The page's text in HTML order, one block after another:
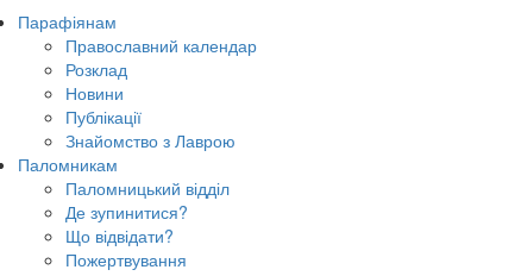
Парафіянам
Православний календар
Розклад
Новини
Публікації
Знайомство з Лаврою
Паломникам
Паломницький відділ
Де зупинитися?
Що відвідати?
Пожертвування